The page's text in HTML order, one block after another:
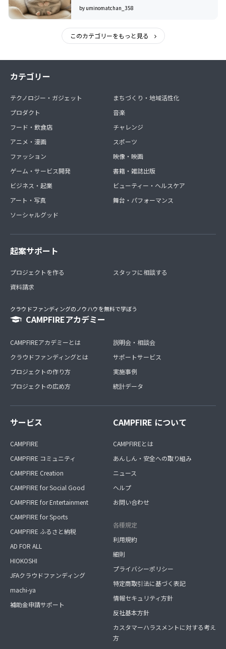
by uminomatchan_358
このカテゴリーをもっと見る
カテゴリー
テクノロジー・ガジェット
プロダクト
フード・飲食店
アニメ・漫画
ファッション
ゲーム・サービス開発
ビジネス・起業
アート・写真
ソーシャルグッド
まちづくり・地域活性化
音楽
チャレンジ
スポーツ
映像・映画
書籍・雑誌出版
ビューティー・ヘルスケア
舞台・パフォーマンス
起案サポート
プロジェクトを作る
資料請求
スタッフに相談する
クラウドファンディングのノウハウを無料で学ぼう
CAMPFIREアカデミー
CAMPFIREアカデミーとは
クラウドファンディングとは
プロジェクトの作り方
プロジェクトの広め方
説明会・相談会
サポートサービス
実施事例
統計データ
サービス
CAMPFIRE
CAMPFIRE コミュニティ
CAMPFIRE Creation
CAMPFIRE for Social Good
CAMPFIRE for Entertainment
CAMPFIRE for Sports
CAMPFIRE ふるさと納税
AD FOR ALL
HIOKOSHI
JFAクラウドファンディング
machi-ya
補助金申請サポート
CAMPFIRE について
CAMPFIREとは
あんしん・安全への取り組み
ニュース
ヘルプ
お問い合わせ
各種規定
利用規約
細則
プライバシーポリシー
特定商取引法に基づく表記
情報セキュリティ方針
反社基本方針
カスタマーハラスメントに対する考え
方